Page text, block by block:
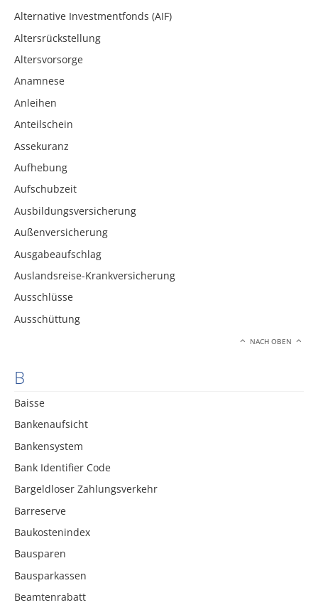
Alternative Investmentfonds (AIF)
Altersrückstellung
Altersvorsorge
Anamnese
Anleihen
Anteilschein
Assekuranz
Aufhebung
Aufschubzeit
Ausbildungsversicherung
Außenversicherung
Ausgabeaufschlag
Auslandsreise-Krankversicherung
Ausschlüsse
Ausschüttung
NACH OBEN
B
Baisse
Bankenaufsicht
Bankensystem
Bank Identifier Code
Bargeldloser Zahlungsverkehr
Barreserve
Baukostenindex
Bausparen
Bausparkassen
Beamtenrabatt